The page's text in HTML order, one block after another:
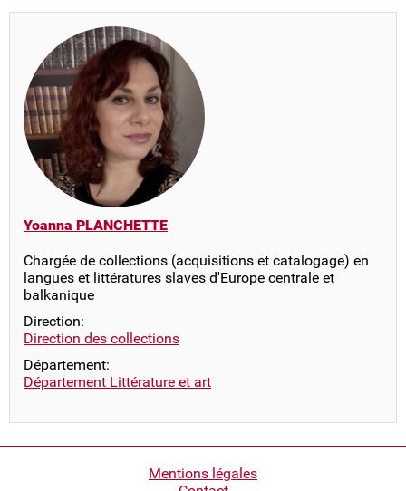
Yoanna PLANCHETTE
Chargée de collections (acquisitions et catalogage) en
langues et littératures slaves d'Europe centrale et
balkanique
Direction:
Direction des collections
Département:
Département Littérature et art
Mentions légales